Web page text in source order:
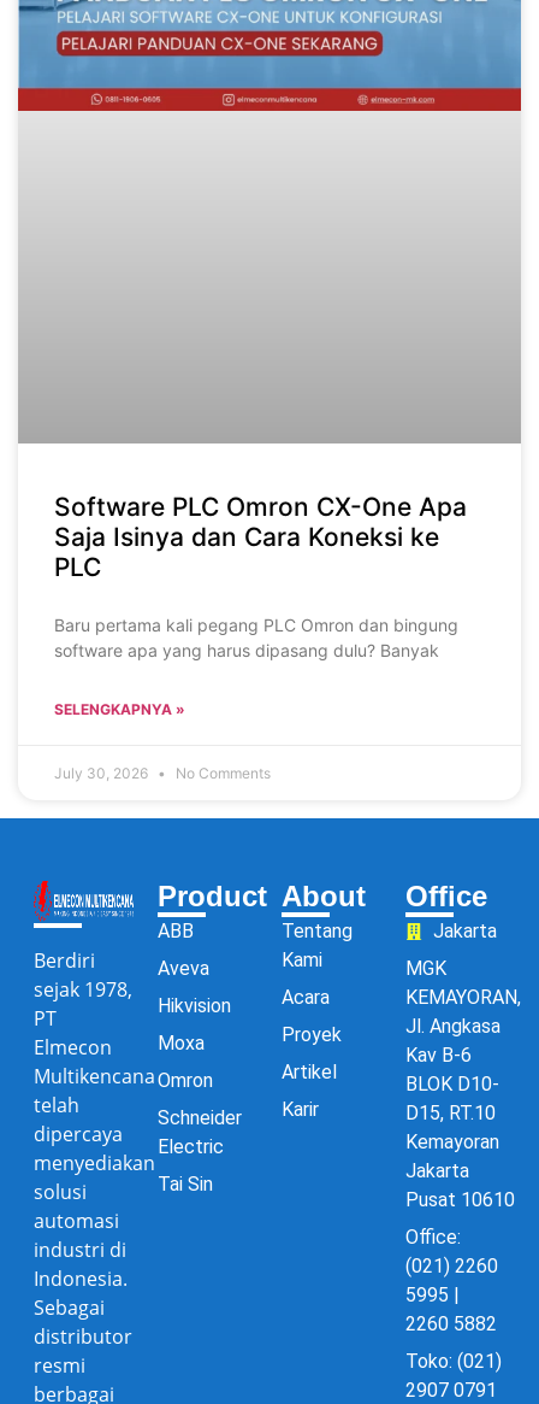
Software PLC Omron CX-One Apa
Saja Isinya dan Cara Koneksi ke
PLC
Baru pertama kali pegang PLC Omron dan bingung
software apa yang harus dipasang dulu? Banyak
SELENGKAPNYA »
July 30, 2026 No Comments
Berdiri
sejak 1978,
PT
Elmecon
Multikencana
telah
dipercaya
menyediakan
solusi
automasi
industri di
Indonesia.
Sebagai
distributor
resmi
berbagai
Product
ABB
Aveva
Hikvision
Moxa
Omron
Schneider
Electric
Tai Sin
About
Tentang
Kami
Acara
Proyek
Artikel
Karir
Office
Jakarta
MGK
KEMAYORAN,
Jl. Angkasa
Kav B-6
BLOK D10-
D15, RT.10
Kemayoran
Jakarta
Pusat 10610
Office:
(021) 2260
5995 |
2260 5882
Toko: (021)
2907 0791